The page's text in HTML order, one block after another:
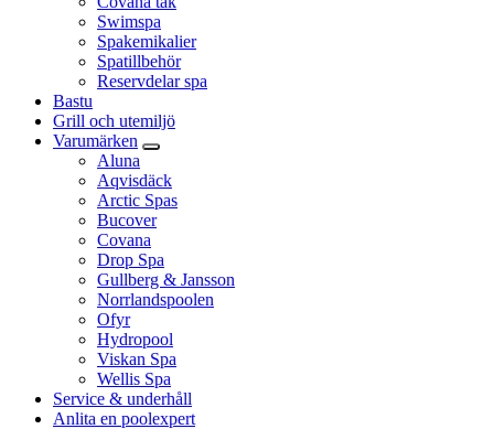
Swimspa
Spakemikalier
Spatillbehör
Reservdelar spa
Bastu
Grill och utemiljö
Varumärken
Aluna
Aqvisdäck
Arctic Spas
Bucover
Covana
Drop Spa
Gullberg & Jansson
Norrlandspoolen
Ofyr
Hydropool
Viskan Spa
Wellis Spa
Service & underhåll
Anlita en poolexpert